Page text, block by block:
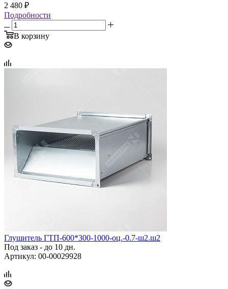
2 480 ₽
Подробности
В корзину
Глушитель ГТП‑600*300‑1000‑оц.‑0.7‑ш2.ш2
Под заказ - до 10 дн.
Артикул: 00-00029928